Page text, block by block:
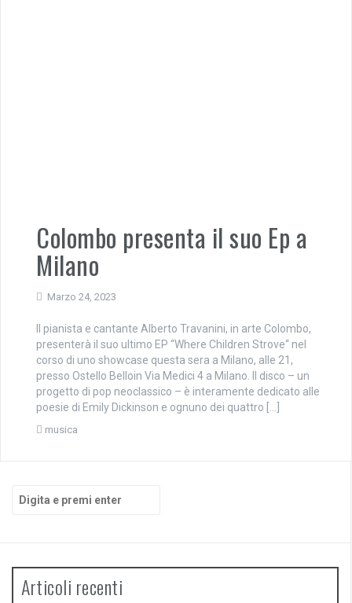
Colombo presenta il suo Ep a
Milano
Marzo 24, 2023
Il pianista e cantante Alberto Travanini, in arte Colombo,
presenterà il suo ultimo EP “Where Children Strove“ nel
corso di uno showcase questa sera a Milano, alle 21,
presso Ostello Belloin Via Medici 4 a Milano. Il disco – un
progetto di pop neoclassico – è interamente dedicato alle
poesie di Emily Dickinson e ognuno dei quattro […]
musica
Articoli recenti